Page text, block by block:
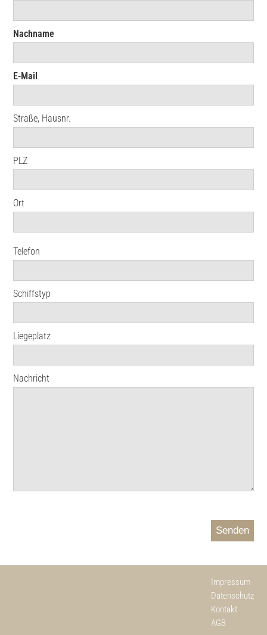
Nachname
E-Mail
Straße, Hausnr.
PLZ
Ort
Telefon
Schiffstyp
Liegeplatz
Nachricht
Senden
Impressum
Datenschutz
Kontakt
AGB